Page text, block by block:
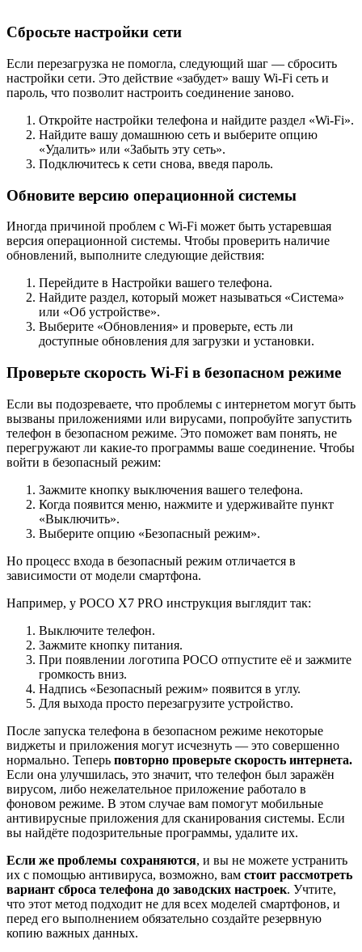
Сбросьте настройки сети
Если перезагрузка не помогла, следующий шаг — сбросить
настройки сети. Это действие «забудет» вашу Wi-Fi сеть и
пароль, что позволит настроить соединение заново.
Откройте настройки телефона и найдите раздел «Wi-Fi».
Найдите вашу домашнюю сеть и выберите опцию
«Удалить» или «Забыть эту сеть».
Подключитесь к сети снова, введя пароль.
Обновите версию операционной системы
Иногда причиной проблем с Wi-Fi может быть устаревшая
версия операционной системы. Чтобы проверить наличие
обновлений, выполните следующие действия:
Перейдите в Настройки вашего телефона.
Найдите раздел, который может называться «Система»
или «Об устройстве».
Выберите «Обновления» и проверьте, есть ли
доступные обновления для загрузки и установки.
Проверьте скорость Wi-Fi в безопасном режиме
Если вы подозреваете, что проблемы с интернетом могут быть
вызваны приложениями или вирусами, попробуйте запустить
телефон в безопасном режиме. Это поможет вам понять, не
перегружают ли какие-то программы ваше соединение. Чтобы
войти в безопасный режим:
Зажмите кнопку выключения вашего телефона.
Когда появится меню, нажмите и удерживайте пункт
«Выключить».
Выберите опцию «Безопасный режим».
Но процесс входа в безопасный режим отличается в
зависимости от модели смартфона.
Например, у POCO X7 PRO инструкция выглядит так:
Выключите телефон.
Зажмите кнопку питания.
При появлении логотипа POCO отпустите её и зажмите
громкость вниз.
Надпись «Безопасный режим» появится в углу.
Для выхода просто перезагрузите устройство.
После запуска телефона в безопасном режиме некоторые
виджеты и приложения могут исчезнуть — это совершенно
нормально. Теперь повторно проверьте скорость интернета.
Если она улучшилась, это значит, что телефон был заражён
вирусом, либо нежелательное приложение работало в
фоновом режиме. В этом случае вам помогут мобильные
антивирусные приложения для сканирования системы. Если
вы найдёте подозрительные программы, удалите их.
Если же проблемы сохраняются, и вы не можете устранить
их с помощью антивируса, возможно, вам стоит рассмотреть
вариант сброса телефона до заводских настроек. Учтите,
что этот метод подходит не для всех моделей смартфонов, и
перед его выполнением обязательно создайте резервную
копию важных данных.